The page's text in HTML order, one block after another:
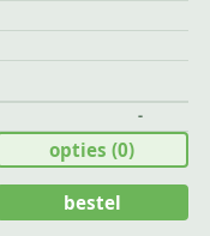
-
opties(0)
bestel